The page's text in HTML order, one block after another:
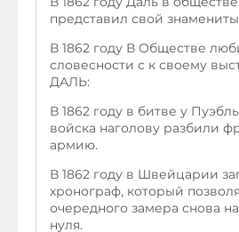
представил свой
В 1862 году В Обществе
словесности с к своему
ДАЛЬ:
В 1862 году в битве у
войска наголову разбили
армию.
В 1862 году в Швейцарии
хронограф, который
очередного замера снова
нуля.